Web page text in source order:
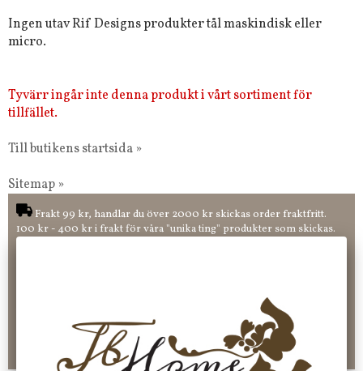
Ingen utav Rif Designs produkter tål maskindisk eller
micro.
Tyvärr ingår inte denna produkt i vårt sortiment för
tillfället.
Till butikens startsida »
Sitemap »
Frakt 99 kr, handlar du över 2000 kr skickas order fraktfritt.
100 kr - 400 kr i frakt för våra "unika ting" produkter som skickas.
CHECKOUT. Välj själv hur du vill betala mellan alla Klarnas
betalningstjänster. Och du kan även välja PAYSON betalningstjänst.
Nöjda kunder och strävar efter att ha snabba leveranser!
-ligt Tack för att just Du tittar in hos Jb Home!